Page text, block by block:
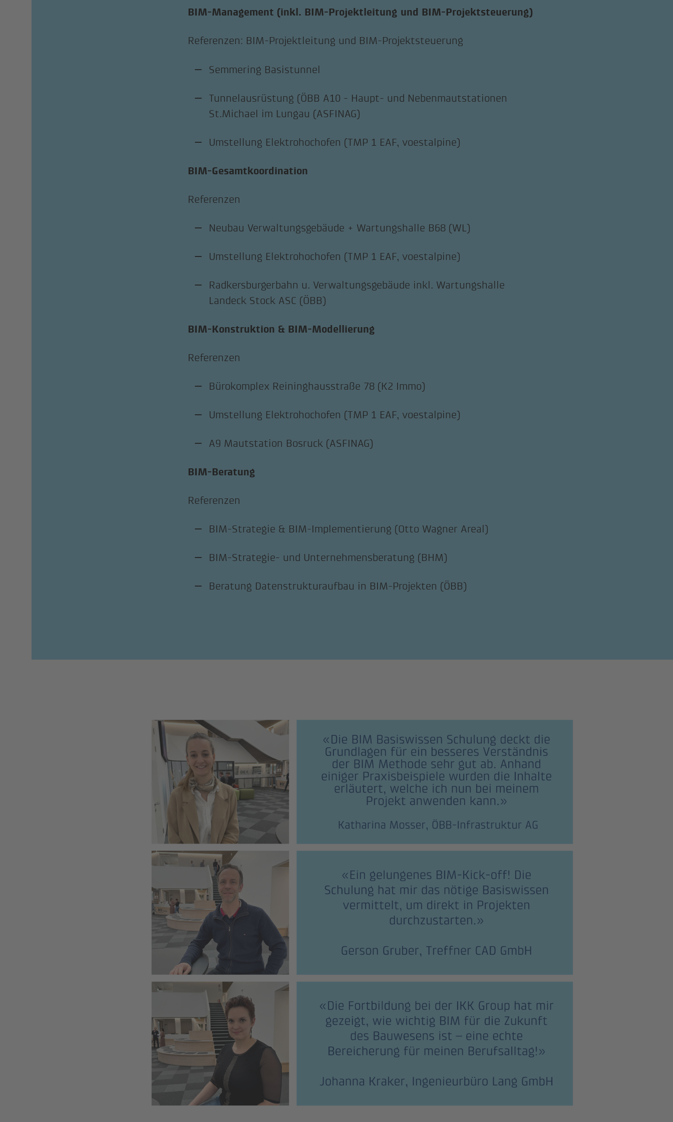
BIM-Management (inkl. BIM-Projektleitung und BIM-Projektsteuerung)
Referenzen: BIM-Projektleitung und BIM-Projektsteuerung
Semmering Basistunnel
Tunnelausrüstung (ÖBB A10 - Haupt- und Nebenmautstationen
St.Michael im Lungau (ASFINAG)
Umstellung Elektrohochofen (TMP 1 EAF, voestalpine)
BIM-Gesamtkoordination
Referenzen
Neubau Verwaltungsgebäude + Wartungshalle B68 (WL)
Umstellung Elektrohochofen (TMP 1 EAF, voestalpine)
Radkersburgerbahn u. Verwaltungsgebäude inkl. Wartungshalle
Landeck Stock ASC (ÖBB)
BIM-Konstruktion & BIM-Modellierung
Referenzen
Bürokomplex Reininghausstraße 78 (K2 Immo)
Umstellung Elektrohochofen (TMP 1 EAF, voestalpine)
A9 Mautstation Bosruck (ASFINAG)
BIM-Beratung
Referenzen
BIM-Strategie & BIM-Implementierung (Otto Wagner Areal)
BIM-Strategie- und Unternehmensberatung (BHM)
Beratung Datenstrukturaufbau in BIM-Projekten (ÖBB)